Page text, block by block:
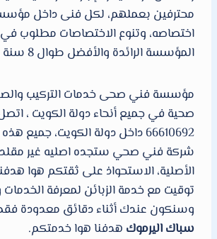
محترفين بعملهم، لكل فنى داخل
اختصاصه، وتنوع الاختصاصات مطلوب
المؤسسة الرائدة والأفضل طوال 8 سنة .
مؤسسة فني صحى خدمات التركيب
صحية في جميع أنحاء دولة الكويت ، اتصل
66610692 داخل دولة الكويت، جميع
شركة فني صحي ستجده اصليه غير
الأصلية، الاستحواذ على ثقتكم هوا
توقيت مع خدمة الزبائن لمعرفة الخدمات
وسنكون عندك أثناء دقائق معدودة
سباك اليرموك هدفنا هوا خدمتكم.